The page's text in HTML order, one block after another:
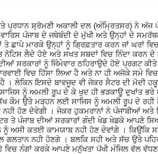
ਪ੍ਰਧਾਨ ਸ਼੍ਰੋਮਣੀ ਅਕਾਲੀ ਦਲ (ਅੰਮ੍ਰਿਤਸਰ) ਨੇ ਅੱਜ
ਪੰਜਾਬ ਦੇ ਜਥੇਬੰਦੀ ਦੇ ਮੁੱਖੀ ਅਤੇ ਉਨ੍ਹਾਂ ਦੇ
ਛਾਪੇ ਮਾਰਕੇ ਉਨ੍ਹਾਂ ਨੂੰ ਗ੍ਰਿਫ਼ਤਾਰ ਕਰਨ ਜਾਂ ਘਰਾਂ
ਨੋਟਿਸ ਲੈਦੇ ਹੋਏ ਅਤੇ ਸਖਤ ਸਬਦਾਂ ਵਿਚ ਨਿੰਦਾ ਕਰਨ
ਸਰਕਾਰਾਂ ਨੂੰ ਜਿੰਮੇਵਾਰ ਠਹਿਰਾਉਦੇ ਹੋਏ ਪ੍ਰਗਟ ਕੀਤੇ
ਵਿਚ ਹਿੱਸਾ ਲਿਆ ਹੈ ਅਤੇ ਨਾ ਹੀ ਅਜੋਕੇ ਸਮੇ
ਹੈ । ਲੇਕਿਨ ਇਸਦੇ ਬਾਵਜੂਦ ਵੀ ਜੇਕਰ ਸੈਟਰ ਦੀ ਮੋਦੀ
ਸਾਜਿਸ ਨੂੰ ਅਮਲੀ ਰੂਪ ਦੇ ਕੇ ਖੁਦ ਹੀ ਭੜਕਾਊ ਦੁਖਾਂਤ
ਕੌਮ ਉਤੇ ਮੜ੍ਹਨ ਲਈ ਸਾਜਿਸ ਨੂੰ ਅਮਲੀ ਰੂਪ ਦੇ ਰਹੀ
ਨਹੀ ਹੋਣ ਦੇਵੇਗੀ । ਜੇਕਰ ਹੁਕਮਰਾਨਾਂ ਨੇ ਪੰਜਾਬੀਆਂ
ਤੇ ਪੰਜਾਬ ਦੀਆਂ ਸਰਕਾਰਾਂ ਗੰਦੀ ਖੇਡ ਖੇਡਕੇ ਆਪਣੇ
ਨੂੰ ਅਸੀ ਕਤਈ ਕਾਮਯਾਬ ਨਹੀ ਹੋਣ ਦੇਵਾਂਗੇ । ਕਿਉਂਕਿ
ਗਲਤਾਨ ਨਹੀ ਹੋਣਗੇ । ਬਲਕਿ ਸਹੀ ਅਤੇ ਸੱਚ ਉਤੇ
ਵਿਚ ਨੰਗਾਂ ਕਰਕੇ ਆਪਣੇ ਮਨੁੱਖਤਾ ਪੱਖੀ ਮੰਜਿਲ ਵੱਲ